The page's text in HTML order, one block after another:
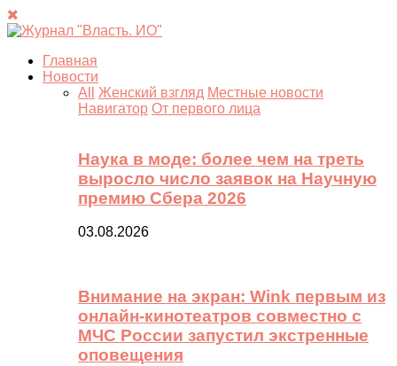
Главная
Новости
All
Женский взгляд Местные новости
Навигатор От первого лица
Наука в моде: более чем на треть
выросло число заявок на Научную
премию Сбера 2026
03.08.2026
Внимание на экран: Wink первым из
онлайн-кинотеатров совместно с
МЧС России запустил экстренные
оповещения